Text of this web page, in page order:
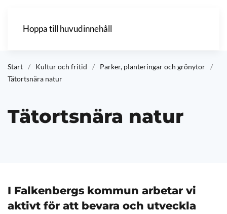
Hoppa till huvudinnehåll
Start Kultur och fritid
Parker, planteringar och grönytor
Tätortsnära natur
Tätortsnära natur
I Falkenbergs kommun arbetar vi
aktivt för att bevara och utveckla